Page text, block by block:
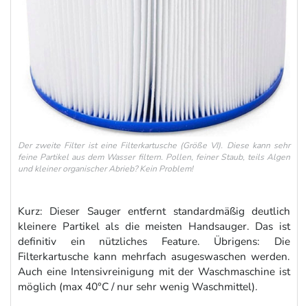
Der zweite Filter ist eine Filterkartusche (Größe VI). Diese kann sehr
feine Partikel aus dem Wasser filtern. Pollen, feiner Staub, teils Algen
und kleiner organischer Abrieb? Kein Problem!
Kurz: Dieser Sauger entfernt standardmäßig deutlich
kleinere Partikel als die meisten Handsauger. Das ist
definitiv ein nützliches Feature. Übrigens: Die
Filterkartusche kann mehrfach asugeswaschen werden.
Auch eine Intensivreinigung mit der Waschmaschine ist
möglich (max 40°C / nur sehr wenig Waschmittel).